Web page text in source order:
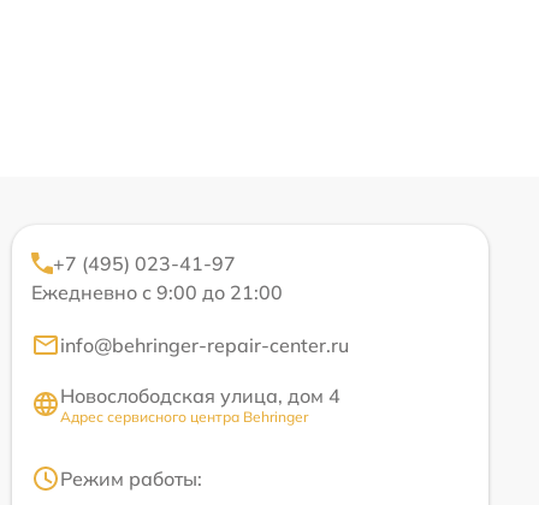
+7 (495) 023-41-97
Ежедневно с 9:00 до 21:00
info@behringer-repair-center.ru
Новослободская улица, дом 4
Адрес сервисного центра Behringer
Режим работы: